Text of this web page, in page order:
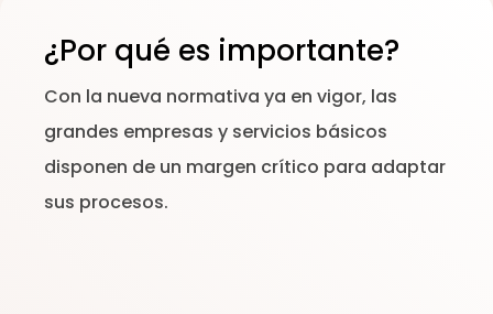
¿Por qué es importante?
Con la nueva normativa ya en vigor, las
grandes empresas y servicios básicos
disponen de un margen crítico para adaptar
sus procesos.